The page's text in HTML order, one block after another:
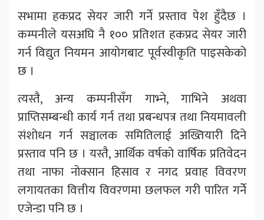
सभामा हकप्रद सेयर जारी गर्ने प्रस्ताव पेश हुँदैछ ।
कम्पनीले यसअघि नै १०० प्रतिशत हकप्रद सेयर जारी
गर्न विद्युत नियमन आयोगबाट पूर्वस्वीकृति पाइसकेको
छ ।
त्यस्तै, अन्य कम्पनीसँग गाभ्ने, गाभिने अथवा
प्राप्तिसम्बन्धी कार्य गर्न तथा प्रबन्धपत्र तथा नियमावली
संशोधन गर्न सञ्चालक समितिलाई अख्तियारी दिने
प्रस्ताव पनि छ । यस्तै, आर्थिक वर्षको वार्षिक प्रतिवेदन
तथा नाफा नोक्सान हिसाव र नगद प्रवाह विवरण
लगायतका वित्तीय विवरणमा छलफल गरी पारित गर्नेे
एजेन्डा पनि छ ।